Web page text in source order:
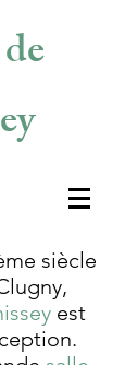
siècle
est